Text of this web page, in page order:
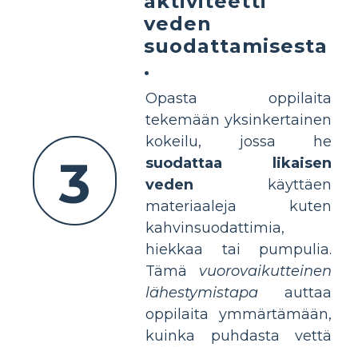
3
veden
suodattamisesta
.
Opasta oppilaita
tekemään yksinkertainen
kokeilu, jossa he
suodattaa likaisen
veden käyttäen
materiaaleja kuten
kahvinsuodattimia,
hiekkaa tai pumpulia.
Tämä vuorovaikutteinen
lähestymistapa auttaa
oppilaita ymmärtämään,
kuinka puhdasta vettä